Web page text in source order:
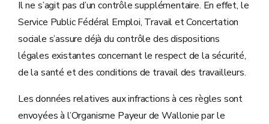
Il ne s’agit pas d’un contrôle supplémentaire. En effet, le
Service Public Fédéral Emploi, Travail et Concertation
sociale s’assure déjà du contrôle des dispositions
légales existantes concernant le respect de la sécurité,
de la santé et des conditions de travail des travailleurs.
Les données relatives aux infractions à ces règles sont
envoyées à l’Organisme Payeur de Wallonie par le